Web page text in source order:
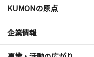
KUMONの原点
企業情報